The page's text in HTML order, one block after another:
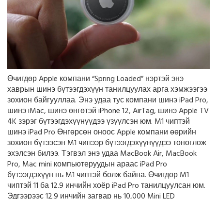
Өчигдөр Apple компани “Spring Loaded” нэртэй энэ
хаврын шинэ бүтээгдэхүүн танилцуулах арга хэмжээгээ
зохион байгууллаа. Энэ удаа тус компани шинэ iPad Pro,
шинэ iMac, шинэ өнгөтэй iPhone 12, AirTag, шинэ Apple TV
4K зэрэг бүтээгдэхүүнүүдээ үзүүлсэн юм. M1 чиптэй
шинэ iPad Pro Өнгөрсөн оноос Apple компани өөрийн
зохион бүтээсэн M1 чипээр бүтээгдэхүүнүүдээ тоноглож
эхэлсэн билээ. Тэгвэл энэ удаа MacBook Air, MacBook
Pro, Mac mini компьютеруудын араас iPad Pro
бүтээгдэхүүн нь M1 чиптэй болж байна. Өчигдөр M1
чиптэй 11 ба 12.9 инчийн хоёр iPad Pro танилцуулсан юм.